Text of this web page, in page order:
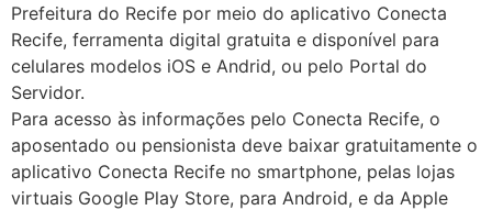
Prefeitura do Recife por meio do aplicativo Conecta
Recife, ferramenta digital gratuita e disponível para
celulares modelos iOS e Andrid, ou pelo Portal do
Servidor.
Para acesso às informações pelo Conecta Recife, o
aposentado ou pensionista deve baixar gratuitamente o
aplicativo Conecta Recife no smartphone, pelas lojas
virtuais Google Play Store, para Android, e da Apple